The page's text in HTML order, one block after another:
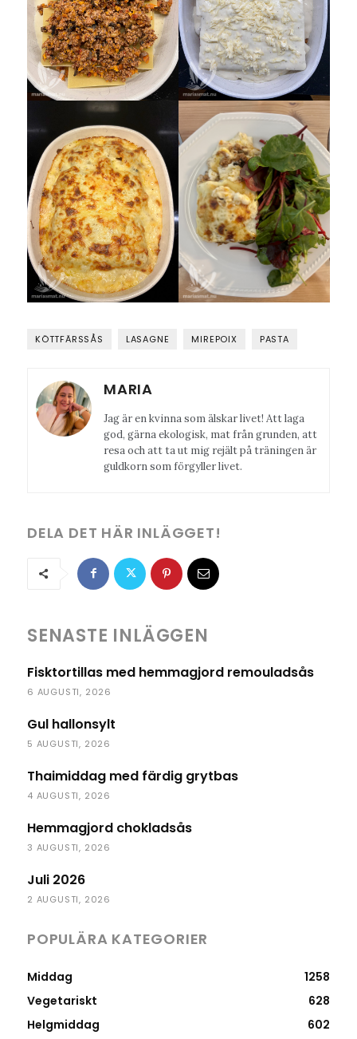
KÖTTFÄRSSÅS LASAGNE MIREPOIX PASTA
MARIA
Jag är en kvinna som älskar livet! Att laga
god, gärna ekologisk, mat från grunden, att
resa och att ta ut mig rejält på träningen är
guldkorn som förgyller livet.
DELA DET HÄR INLÄGGET!
SENASTE INLÄGGEN
Fisktortillas med hemmagjord remouladsås
6 AUGUSTI, 2026
Gul hallonsylt
5 AUGUSTI, 2026
Thaimiddag med färdig grytbas
4 AUGUSTI, 2026
Hemmagjord chokladsås
3 AUGUSTI, 2026
Juli 2026
2 AUGUSTI, 2026
POPULÄRA KATEGORIER
Middag
1258
Vegetariskt
628
Helgmiddag
602